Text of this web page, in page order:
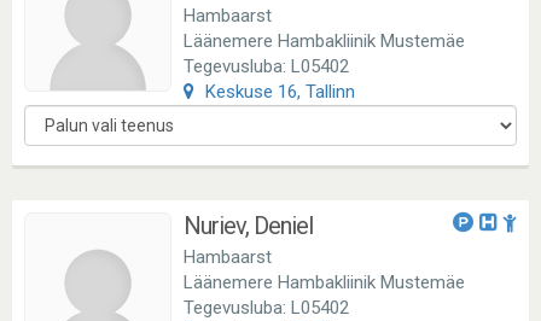
Hambaarst
Läänemere Hambakliinik Mustemäe
Tegevusluba: L05402
Keskuse 16, Tallinn
Nuriev, Deniel
Hambaarst
Läänemere Hambakliinik Mustemäe
Tegevusluba: L05402